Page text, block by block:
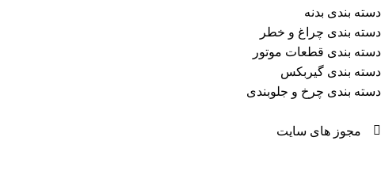
دسته بندی بدنه
دسته بندی چراغ و خطر
دسته بندی قطعات موتور
دسته بندی گیربکس
دسته بندی چرخ و جلوبندی
مجوز های سایت